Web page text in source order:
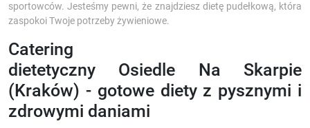
sportowców. Jesteśmy pewni, że znajdziesz dietę pudełkową, która
zaspokoi Twoje potrzeby żywieniowe.
Catering
dietetyczny Osiedle Na Skarpie
(Kraków) - gotowe diety z pysznymi i
zdrowymi daniami